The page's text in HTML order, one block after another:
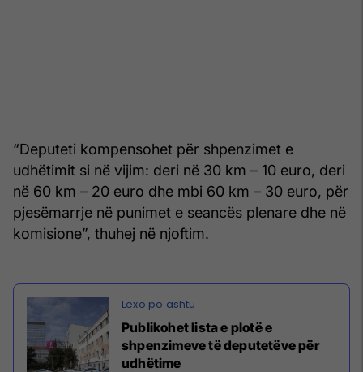
“Deputeti kompensohet për shpenzimet e
udhëtimit si në vijim: deri në 30 km – 10 euro, deri
në 60 km – 20 euro dhe mbi 60 km – 30 euro, për
pjesëmarrje në punimet e seancës plenare dhe në
komisione”, thuhej në njoftim.
Publikohet lista e plotë e
shpenzimeve të deputetëve për
udhëtime